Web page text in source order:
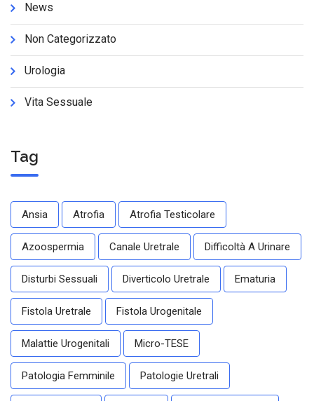
News
Non Categorizzato
Urologia
Vita Sessuale
Tag
Ansia Atrofia Atrofia Testicolare
Azoospermia Canale Uretrale Difficoltà A Urinare
Disturbi Sessuali Diverticolo Uretrale Ematuria
Fistola Uretrale Fistola Urogenitale
Malattie Urogenitali Micro-TESE
Patologia Femminile Patologie Uretrali